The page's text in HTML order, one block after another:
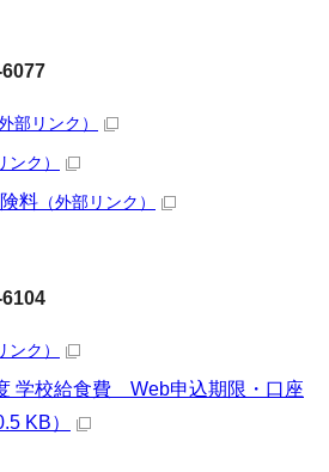
外部リンク）
ンク）
料 （外部リンク）
ンク）
学校給食費 Web申込期限・口座
KB）